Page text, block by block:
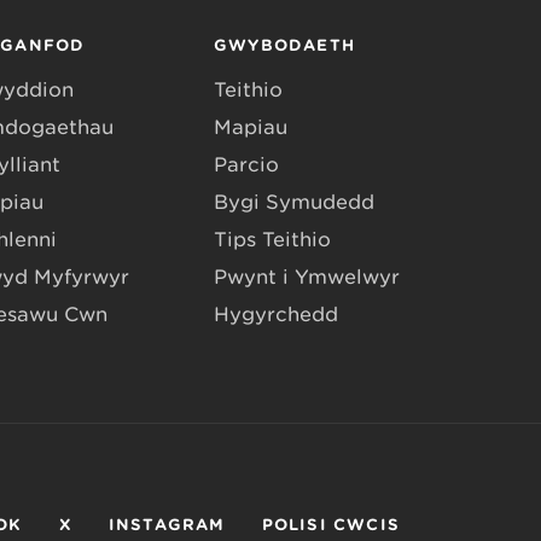
Myfyrwyr
Cŵn
GWYBODAETH
Teithio
Mapiau
Parcio
Bygi Symudedd
Tips Teithio
Pwynt i Ymwelwyr
Hygyrchedd
X INSTAGRAM POLISI CWCIS